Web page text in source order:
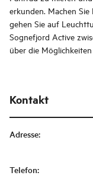
erkunden. Machen
gehen Sie auf
Sognefjord Active
über die
Kontakt
Adresse:
Telefon: